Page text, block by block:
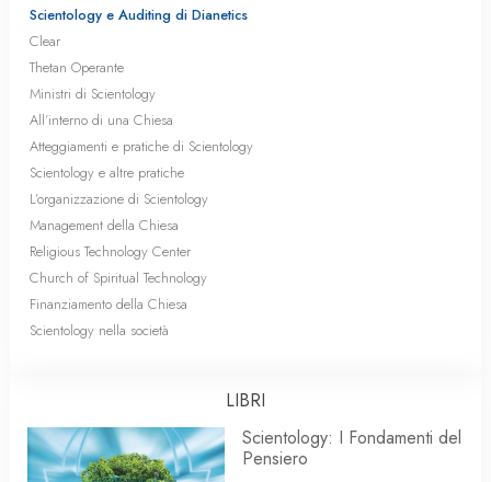
Scientology e Auditing di Dianetics
Clear
Thetan Operante
Ministri di Scientology
All’interno di una Chiesa
Atteggiamenti e pratiche di Scientology
Scientology e altre pratiche
L’organizzazione di Scientology
Management della Chiesa
Religious Technology Center
Church of Spiritual Technology
Finanziamento della Chiesa
Scientology nella società
LIBRI
Scientology: I Fondamenti del
Pensiero